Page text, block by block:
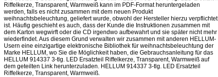
Riffelkerze, Transparent, Warmweiß kann im PDF-Format heruntergeladen
werden, falls es nicht zusammen mit dem neuen Produkt
weihnachtsbeleuchtung, geliefert wurde, obwohl der Hersteller hierzu verpflichtet
ist. Häufig geschieht es auch, dass der Kunde die Instruktionen zusammen mit
dem Karton wegwirft oder die CD irgendwo aufbewahrt und sie später nicht mehr
wiederfindet. Aus diesem Grund verwalten wir zusammen mit anderen HELLUM-
Usern eine einzigartige elektronische Bibliothek für weihnachtsbeleuchtung der
Marke HELLUM, wo Sie die Möglichkeit haben, die Gebrauchsanleitung für das
HELLUM 914337 3-tlg. LED Ersatzteil Riffelkerze, Transparent, Warmweiß auf
dem geteilten Link herunterzuladen. HELLUM 914337 3-tlg. LED Ersatzteil
Riffelkerze, Transparent, Warmweiß.